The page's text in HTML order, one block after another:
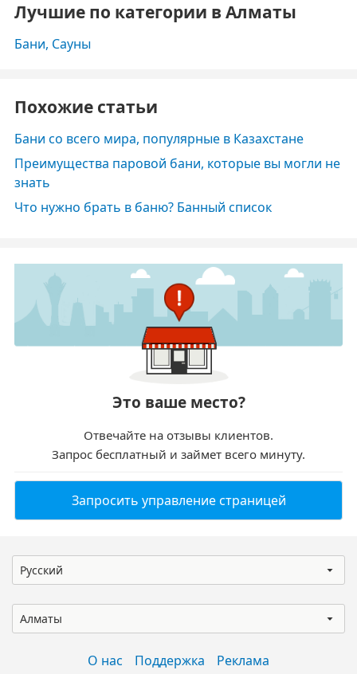
Лучшие по категории в Алматы
Бани, Сауны
Похожие статьи
Бани со всего мира, популярные в Казахстане
Преимущества паровой бани, которые вы могли не
знать
Что нужно брать в баню? Банный список
Это ваше место?
Отвечайте на отзывы клиентов.
Запрос бесплатный и займет всего минуту.
Запросить управление страницей
Русский
Алматы
О нас Поддержка Реклама